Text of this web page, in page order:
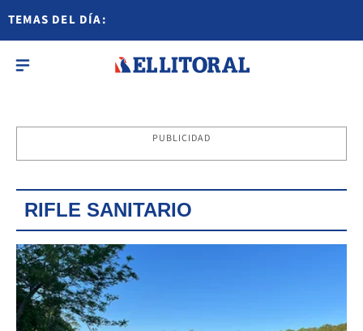
TEMAS DEL DÍA:
PUBLICIDAD
RIFLE SANITARIO